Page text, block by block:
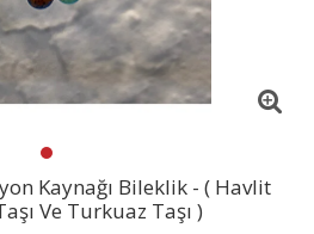
Kaynağı Bileklik - ( Havlit
Ve Turkuaz Taşı )